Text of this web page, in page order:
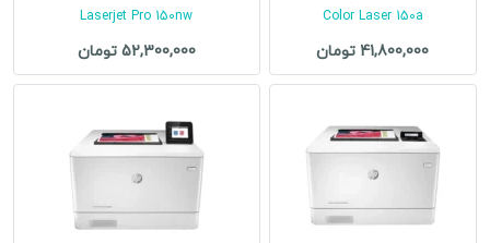
Color Laser 150a
41,800,000 تومان
Laserjet Pro 150nw
52,300,000 تومان